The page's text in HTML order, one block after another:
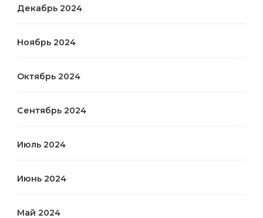
Декабрь 2024
Ноябрь 2024
Октябрь 2024
Сентябрь 2024
Июль 2024
Июнь 2024
Май 2024